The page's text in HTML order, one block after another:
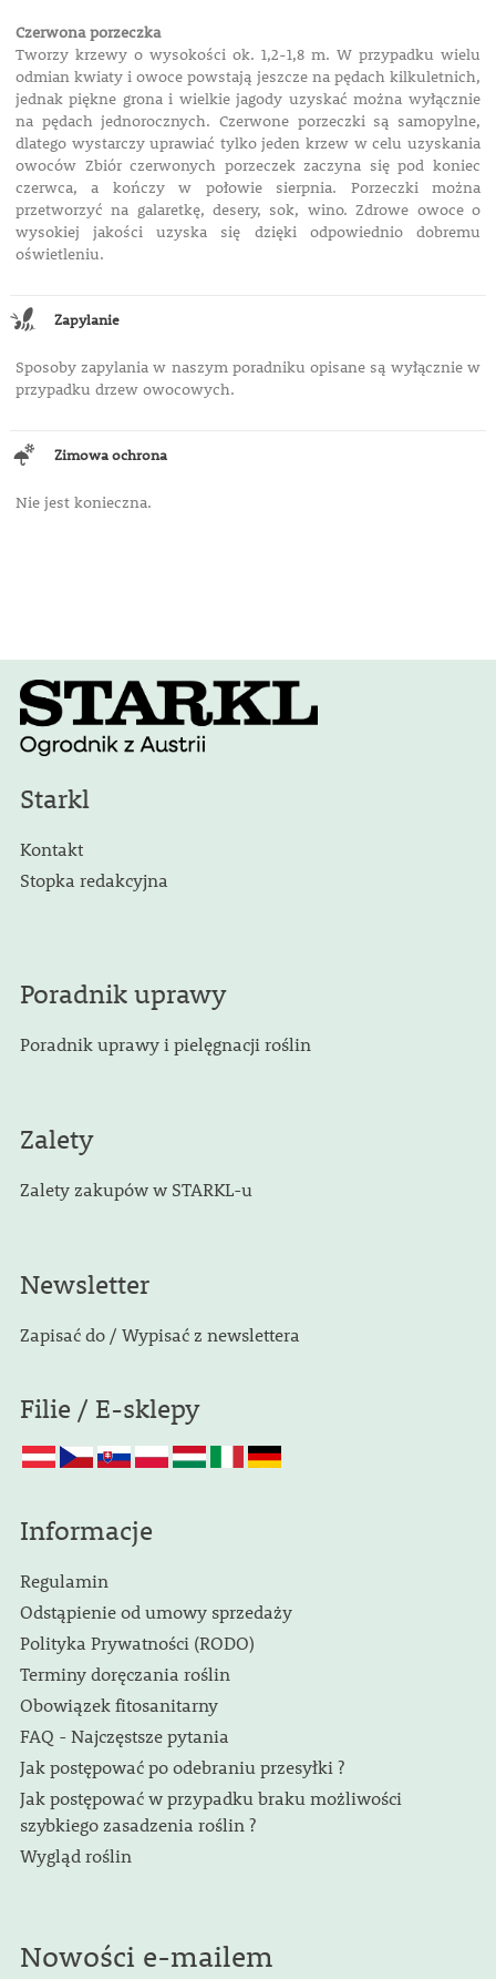
Czerwona porzeczka
Tworzy krzewy o wysokości ok. 1,2-1,8 m. W przypadku wielu
odmian kwiaty i owoce powstają jeszcze na pędach kilkuletnich,
jednak piękne grona i wielkie jagody uzyskać można wyłącznie
na pędach jednorocznych. Czerwone porzeczki są samopylne,
dlatego wystarczy uprawiać tylko jeden krzew w celu uzyskania
owoców Zbiór czerwonych porzeczek zaczyna się pod koniec
czerwca, a kończy w połowie sierpnia. Porzeczki można
przetworzyć na galaretkę, desery, sok, wino. Zdrowe owoce o
wysokiej jakości uzyska się dzięki odpowiednio dobremu
oświetleniu.
Zapylanie
Sposoby zapylania w naszym poradniku opisane są wyłącznie w
przypadku drzew owocowych.
Zimowa ochrona
Nie jest konieczna.
Starkl
Kontakt
Stopka redakcyjna
Poradnik uprawy
Poradnik uprawy i pielęgnacji roślin
Zalety
Zalety zakupów w STARKL-u
Newsletter
Zapisać do / Wypisać z newslettera
Filie / E-sklepy
Informacje
Regulamin
Odstąpienie od umowy sprzedaży
Polityka Prywatności (RODO)
Terminy doręczania roślin
Obowiązek fitosanitarny
FAQ - Najczęstsze pytania
Jak postępować po odebraniu przesyłki ?
Jak postępować w przypadku braku możliwości
szybkiego zasadzenia roślin ?
Wygląd roślin
Nowości e-mailem